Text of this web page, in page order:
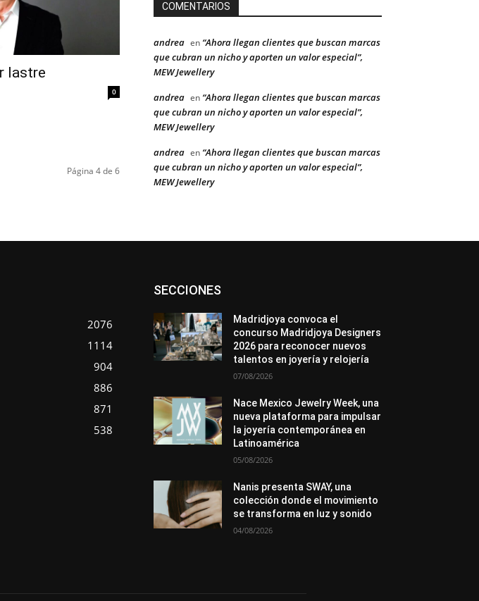
lastre
0
Página 4 de 6
COMENTARIOS
andrea en “Ahora llegan clientes que buscan marcas
que cubran un nicho y aporten un valor especial”,
MEW Jewellery
andrea en “Ahora llegan clientes que buscan marcas
que cubran un nicho y aporten un valor especial”,
MEW Jewellery
andrea en “Ahora llegan clientes que buscan marcas
que cubran un nicho y aporten un valor especial”,
MEW Jewellery
2076
1114
904
886
871
538
SECCIONESAsociaciones
En tendencia
In memoriam
La Pluma de Pedro Pérez
México
Mundo Técnico
Novedades
Opiniones
Perspectiva
Premios
Secciones
Sin categoría
Sucesos
Madridjoya convoca el
concurso Madridjoya Designers
2026 para reconocer nuevos
talentos en joyería y relojería
07/08/2026
Nace Mexico Jewelry Week, una
nueva plataforma para impulsar
la joyería contemporánea en
Latinoamérica
05/08/2026
Nanis presenta SWAY, una
colección donde el movimiento
se transforma en luz y sonido
04/08/2026